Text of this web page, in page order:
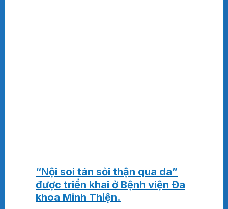
“Nội soi tán sỏi thận qua da”
được triển khai ở Bệnh viện Đa
khoa Minh Thiện.